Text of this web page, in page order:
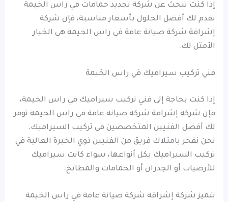
إذا كنت تبحث عن شركة تجديد حمامات في راس الخيمة
تقدم لك أفضل الحلول بأسعار مناسبة، فإن شركة
إشراقة شركة صيانة عامة في راس الخيمة هي الخيار
الأمثل لك.
فني تركيب سيراميك في راس الخيمة
إذا كنت بحاجة إلى فني تركيب سيراميك في راس الخيمة،
فإن شركة إشراقة شركة صيانة عامة في راس الخيمة توفر
لك أفضل الفنيين المتخصصين في تركيب السيراميك.
نحن نفخر بامتلاك فريق من الفنيين ذوي الخبرة العالية في
تركيب السيراميك بكل أنواعها، سواء كانت سيراميك
للأرضيات أو الجدران أو الحمامات والمطابخ.
تتميز شركة إشراقة شركة صيانة عامة في راس الخيمة